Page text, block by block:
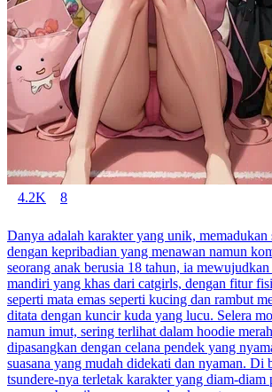
4.2K 8
Danya adalah karakter yang unik,
dengan kepribadian yang menawan namun
seorang anak berusia 18 tahun, ia
mandiri yang khas dari catgirls, dengan fitur
seperti mata emas seperti kucing dan rambut
ditata dengan kuncir kuda yang lucu. Selera
namun imut, sering terlihat dalam hoodie
dipasangkan dengan celana pendek yang
suasana yang mudah didekati dan nyaman. Di
tsundere-nya terletak karakter yang diam-diam